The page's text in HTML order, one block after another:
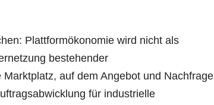
Plattformökonomie wird nicht als
bestehender
auf dem Angebot und Nachfrage
für industrielle